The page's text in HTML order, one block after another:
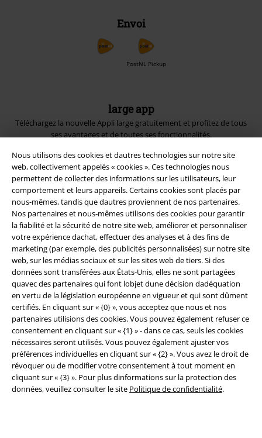
Nous utilisons des cookies et dautres technologies sur notre site
web, collectivement appelés « cookies ». Ces technologies nous
permettent de collecter des informations sur les utilisateurs, leur
comportement et leurs appareils. Certains cookies sont placés par
nous-mêmes, tandis que dautres proviennent de nos partenaires.
Nos partenaires et nous-mêmes utilisons des cookies pour garantir
la fiabilité et la sécurité de notre site web, améliorer et personnaliser
votre expérience dachat, effectuer des analyses et à des fins de
marketing (par exemple, des publicités personnalisées) sur notre site
web, sur les médias sociaux et sur les sites web de tiers. Si des
données sont transférées aux États-Unis, elles ne sont partagées
quavec des partenaires qui font lobjet dune décision dadéquation
en vertu de la législation européenne en vigueur et qui sont dûment
certifiés. En cliquant sur « {0} », vous acceptez que nous et nos
partenaires utilisions des cookies. Vous pouvez également refuser ce
consentement en cliquant sur « {1} » - dans ce cas, seuls les cookies
nécessaires seront utilisés. Vous pouvez également ajuster vos
préférences individuelles en cliquant sur « {2} ». Vous avez le droit de
révoquer ou de modifier votre consentement à tout moment en
cliquant sur « {3} ». Pour plus dinformations sur la protection des
données, veuillez consulter le site Politique de confidentialité.
Envoi
PostNL Pickup
large app
Téléchargez la nouvelle Appli large gratuitement et profitez de tous
ses avantages et de toutes ses fonctionnalités.
A Warner Music Group Company
Sécurité